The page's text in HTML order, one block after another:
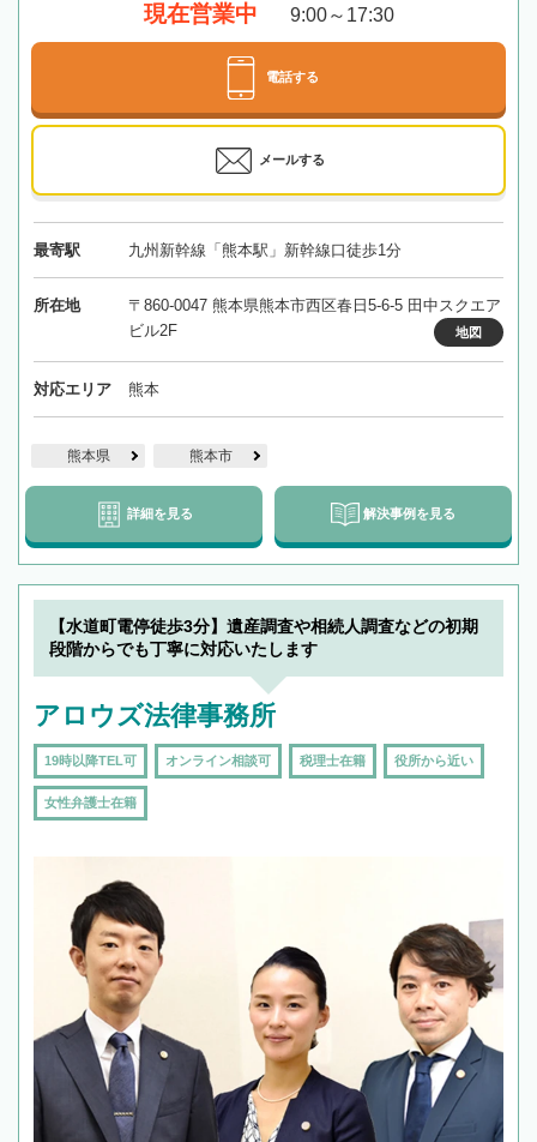
現在営業中 9:00～17:30
電話する
メールする
最寄駅 九州新幹線「熊本駅」新幹線口徒歩1分
所在地
〒860-0047 熊本県熊本市西区春日5-6-5 田中スクエア
ビル2F
地図
対応エリア 熊本
熊本県 熊本市
詳細を見る 解決事例を見る
【水道町電停徒歩3分】遺産調査や相続人調査などの初期
段階からでも丁寧に対応いたします
アロウズ法律事務所
19時以降TEL可 オンライン相談可 税理士在籍 役所から近い
女性弁護士在籍